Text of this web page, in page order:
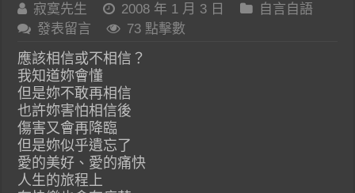
寂寞先生 2008 年 1 月 3 日
自言自語
發表留言
73 點擊數
應該相信或不相信？
我知道妳會懂
但是妳不敢再相信
也許妳害怕相信後
傷害又會再降臨
但是妳似乎遺忘了
愛的美好、愛的痛快
人生的旅程上